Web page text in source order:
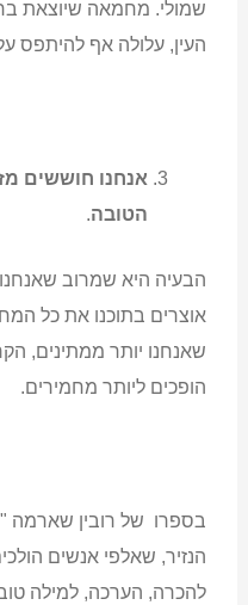
שמולי. מחמאה שיוצאת
העין, עלולה אף להיתפס
אנחנו חוששים
הטובה.
הבעיה היא שמרוב
אוצרים בתוכנו את כל
שאנחנו יותר ממתינים,
הופכים ליותר מחמירים.
בספרו של רובין שארמה
הנזיר, שאלפי אנשים
להכרה, הערכה, למילה